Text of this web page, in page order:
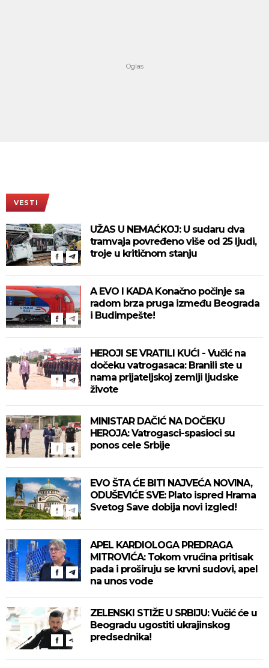
VESTI
UŽAS U NEMAĆKOJ: U sudaru dva
tramvaja povređeno više od 25 ljudi,
troje u kritičnom stanju
A EVO I KADA Konačno počinje sa
radom brza pruga između Beograda
i Budimpešte!
HEROJI SE VRATILI KUĆI - Vučić na
dočeku vatrogasaca: Branili ste u
nama prijateljskoj zemlji ljudske
živote
MINISTAR DAČIĆ NA DOČEKU
HEROJA: Vatrogasci-spasioci su
ponos cele Srbije
EVO ŠTA ĆE BITI NAJVEĆA NOVINA,
ODUŠEVIĆE SVE: Plato ispred Hrama
Svetog Save dobija novi izgled!
APEL KARDIOLOGA PREDRAGA
MITROVIĆA: Tokom vrućina pritisak
pada i proširuju se krvni sudovi, apel
na unos vode
ZELENSKI STIŽE U SRBIJU: Vučić će u
Beogradu ugostiti ukrajinskog
predsednika!